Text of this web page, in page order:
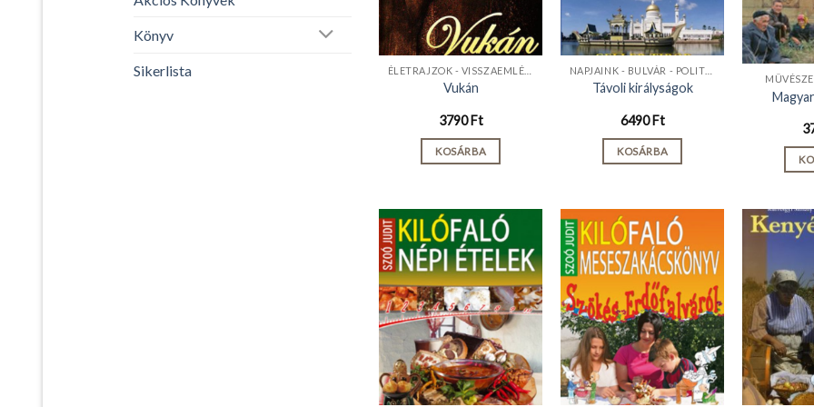
Könyv
Sikerlista
Vukán
3790Ft
KOSÁRBA
Távoli királyságok
6490Ft
KOSÁRBA